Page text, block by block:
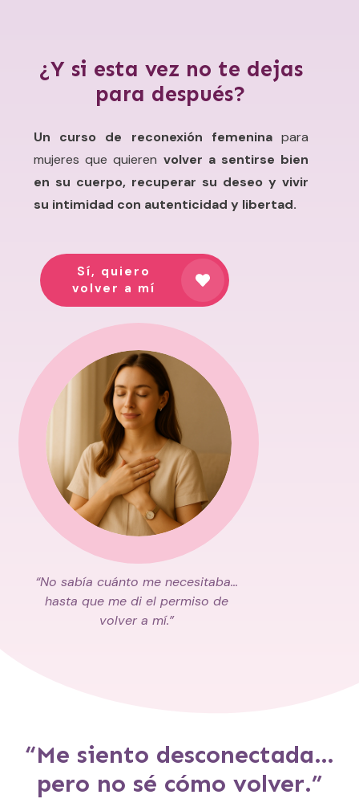
¿Y si esta vez no te dejas
para después?
Un curso de reconexión femeninapara
mujeres que quieren volver a sentirse bien
en su cuerpo, recuperar su deseo y vivir
su intimidad con autenticidad y libertad.
Sí, quiero
volver a mí
“No sabía cuánto me necesitaba…
hasta que me di el permiso de
volver a mí.”
“Me siento desconectada…
pero no sé cómo volver.”